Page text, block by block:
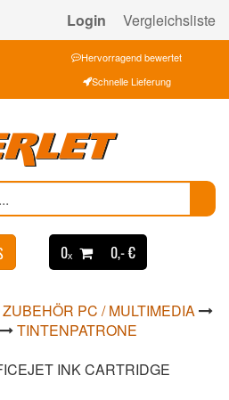
Login Vergleichsliste
Hervorragend bewertet
Schnelle Lieferung
0ₓ 0,- €
ZUBEHÖR PC / MULTIMEDIA
TINTENPATRONE
INK CARTRIDGE